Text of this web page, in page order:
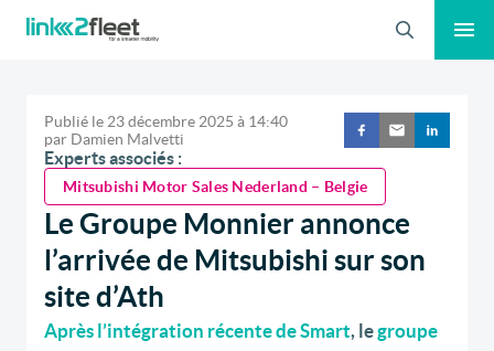
Recherche
Publié le23 décembre 2025 à 14:40
par Damien Malvetti
Experts associés :
Mitsubishi Motor Sales Nederland – Belgie
Le Groupe Monnier annonce
l’arrivée de Mitsubishi sur son
site d’Ath
Après l’intégration récente de Smart, legroupe